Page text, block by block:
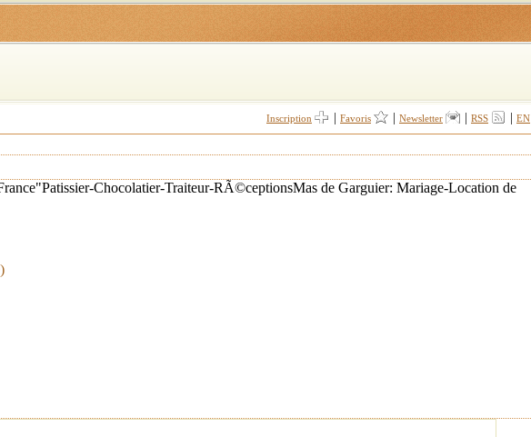
Inscription Favoris Newsletter RSS EN
Chocolatier-Traiteur-RÃ©ceptionsMas de Garguier: Mariage-Location de